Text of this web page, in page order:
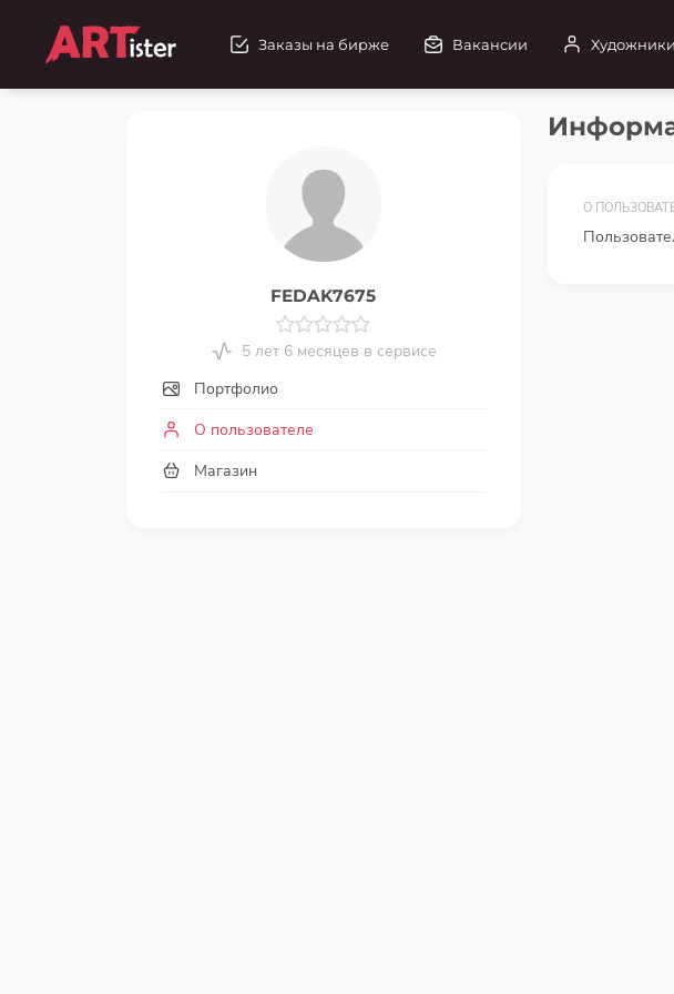
Заказы на бирже Вакансии Художники
FEDAK7675
5 лет 6 месяцев в сервисе
Портфолио
О пользователе
Магазин
О